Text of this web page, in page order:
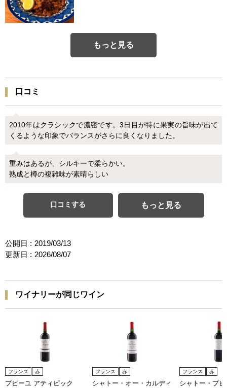
もっと見る
口コミ
2010年はクラシックで濃密です。3日目が特に果実の旨味が出て
くるような印象でバランスがさらに良くなりました。
重みはあるが、シルキーで柔らかい。
熟成と樽の複雑味が素晴らしい
口コミする もっと見る
公開日 : 2019/03/13
更新日 : 2026/08/07
ワイナリーが同じワイン
フランス 赤
プピーユ アティピック
フランス 赤
シャトー・オー・カルディ
フランス 赤
シャトー・プピ